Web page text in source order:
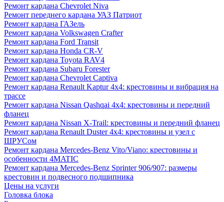
Ремонт кардана Chevrolet Niva
Ремонт переднего кардана УАЗ Патриот
Ремонт кардана ГАЗель
Ремонт кардана Volkswagen Crafter
Ремонт кардана Ford Transit
Ремонт кардана Honda CR-V
Ремонт кардана Toyota RAV4
Ремонт кардана Subaru Forester
Ремонт кардана Chevrolet Captiva
Ремонт кардана Renault Kaptur 4x4: крестовины и вибрация на
трассе
Ремонт кардана Nissan Qashqai 4x4: крестовины и передний
фланец
Ремонт кардана Nissan X-Trail: крестовины и передний фланец
Ремонт кардана Renault Duster 4x4: крестовины и узел с
ШРУСом
Ремонт кардана Mercedes-Benz Vito/Viano: крестовины и
особенности 4MATIC
Ремонт кардана Mercedes-Benz Sprinter 906/907: размеры
крестовин и подвесного подшипника
Цены на услуги
Головка блока